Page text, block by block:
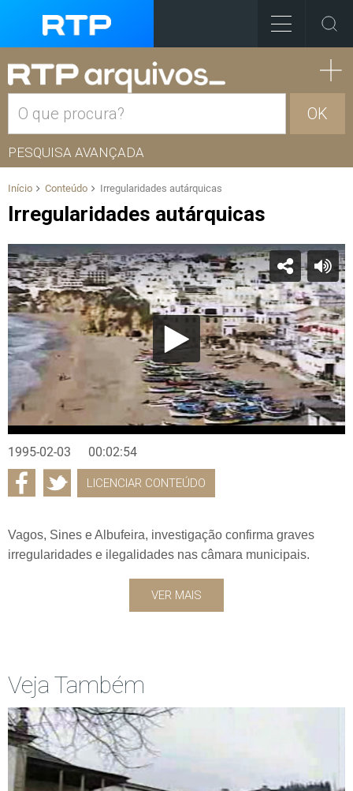
OK
PESQUISA AVANÇADA
Início Conteúdo Irregularidades autárquicas
Irregularidades autárquicas
1995-02-03 00:02:54
LICENCIAR CONTEÚDO
Vagos, Sines e Albufeira, investigação confirma graves
irregularidades e ilegalidades nas câmara municipais.
VER MAIS
Veja Também